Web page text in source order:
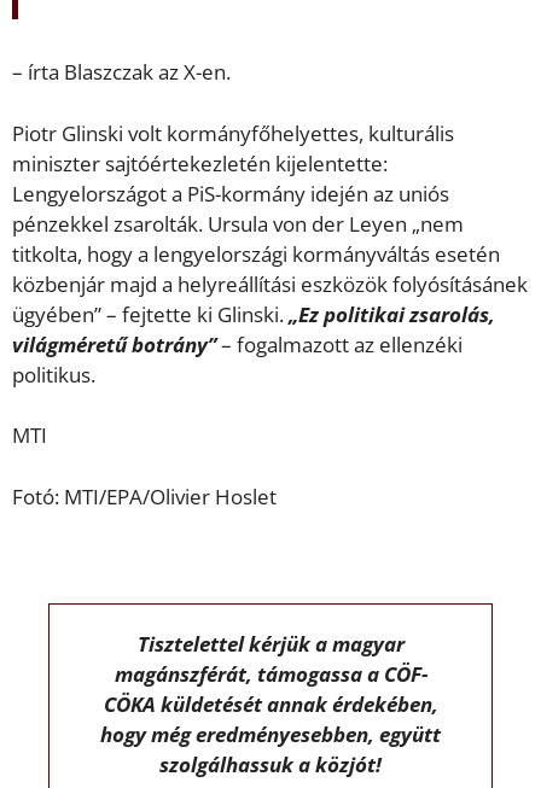
– írta Blaszczak az X-en.
Piotr Glinski volt kormányfőhelyettes, kulturális
miniszter sajtóértekezletén kijelentette:
Lengyelországot a PiS-kormány idején az uniós
pénzekkel zsarolták. Ursula von der Leyen „nem
titkolta, hogy a lengyelországi kormányváltás esetén
közbenjár majd a helyreállítási eszközök folyósításánek
ügyében” – fejtette ki Glinski.„Ez politikai zsarolás,
világméretű botrány”– fogalmazott az ellenzéki
politikus.
MTI
Fotó: MTI/EPA/Olivier Hoslet
Tisztelettel kérjük a magyar
magánszférát, támogassa a CÖF-
CÖKA küldetését annak érdekében,
hogy még eredményesebben, együtt
szolgálhassuk a közjót!